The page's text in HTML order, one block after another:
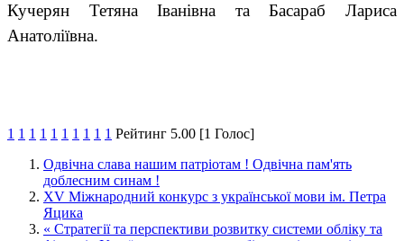
Кучерян Тетяна Іванівна та Басараб Лариса
Анатоліївна.
1 1 1 1 1 1 1 1 1 1 Рейтинг 5.00 [1 Голос]
Одвічна слава нашим патріотам ! Одвічна пам'ять
доблесним синам !
XV Міжнародний конкурс з української мови ім. Петра
Яцика
« Стратегії та перспективи розвитку системи обліку та